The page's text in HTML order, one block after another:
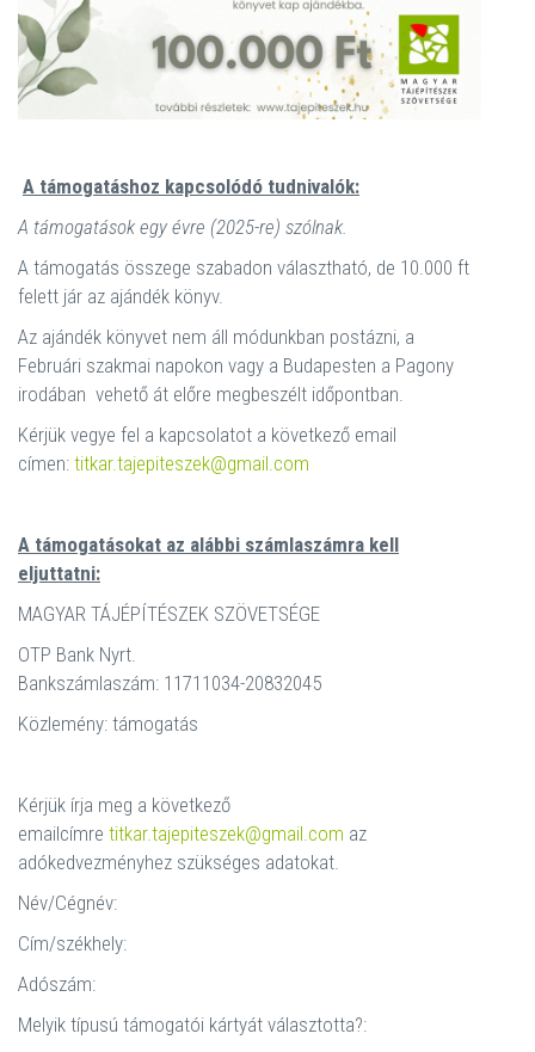
A támogatáshoz kapcsolódó tudnivalók:
A támogatások egy évre (2025-re) szólnak.
A támogatás összege szabadon választható, de 10.000 ft
felett jár az ajándék könyv.
Az ajándék könyvet nem áll módunkban postázni, a
Februári szakmai napokon vagy a Budapesten a Pagony
irodában vehető át előre megbeszélt időpontban.
Kérjük vegye fel a kapcsolatot a következő email
címen: titkar.tajepiteszek@gmail.com
A támogatásokat az alábbi számlaszámra kell
eljuttatni:
MAGYAR TÁJÉPÍTÉSZEK SZÖVETSÉGE
OTP Bank Nyrt.
Bankszámlaszám: 11711034-20832045
Közlemény: támogatás
Kérjük írja meg a következő
emailcímre titkar.tajepiteszek@gmail.com az
adókedvezményhez szükséges adatokat.
Név/Cégnév:
Cím/székhely:
Adószám:
Melyik típusú támogatói kártyát választotta?: